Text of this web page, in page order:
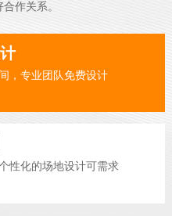
作关系。
，专业团队免费设计
性化的场地设计可需求